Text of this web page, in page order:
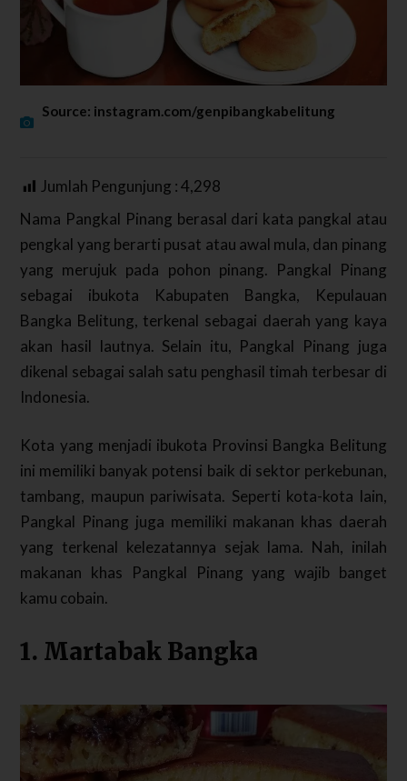
Source: instagram.com/genpibangkabelitung
Jumlah Pengunjung :4,298
Nama Pangkal Pinang berasal dari kata pangkal atau
pengkal yang berarti pusat atau awal mula, dan pinang
yang merujuk pada pohon pinang. Pangkal Pinang
sebagai ibukota Kabupaten Bangka, Kepulauan
Bangka Belitung, terkenal sebagai daerah yang kaya
akan hasil lautnya. Selain itu, Pangkal Pinang juga
dikenal sebagai salah satu penghasil timah terbesar di
Indonesia.
Kota yang menjadi ibukota Provinsi Bangka Belitung
ini memiliki banyak potensi baik di sektor perkebunan,
tambang, maupun pariwisata. Seperti kota-kota lain,
Pangkal Pinang juga memiliki makanan khas daerah
yang terkenal kelezatannya sejak lama. Nah, inilah
makanan khas Pangkal Pinang yang wajib banget
kamu cobain.
1. Martabak Bangka